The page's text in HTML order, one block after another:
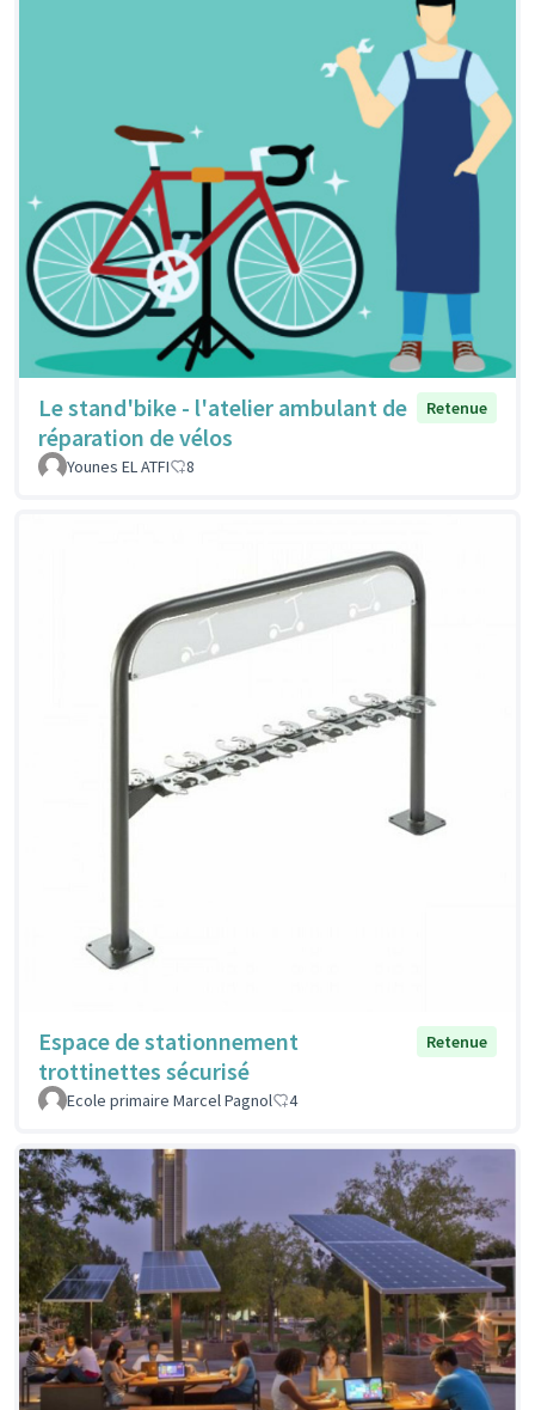
Le stand'bike - l'atelier ambulant de
réparation de vélos
Retenue
Younes EL ATFI 8
Espace de stationnement
trottinettes sécurisé
Retenue
Ecole primaire Marcel Pagnol 4